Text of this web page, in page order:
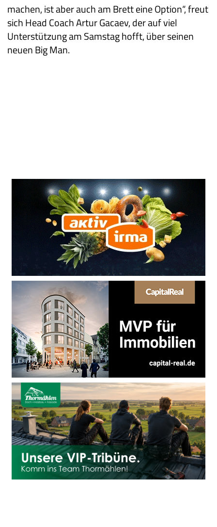
machen, ist aber auch am Brett eine Option“, freut
sich Head Coach Artur Gacaev, der auf viel
Unterstützung am Samstag hofft, über seinen
neuen Big Man.